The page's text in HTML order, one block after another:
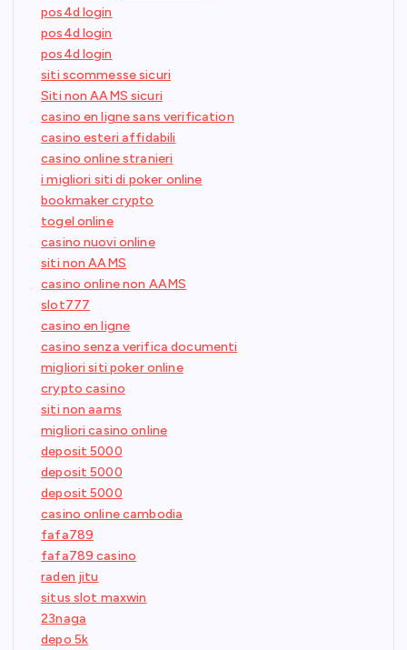
pos4d login
pos4d login
pos4d login
siti scommesse sicuri
Siti non AAMS sicuri
casino en ligne sans verification
casino esteri affidabili
casino online stranieri
i migliori siti di poker online
bookmaker crypto
togel online
casino nuovi online
siti non AAMS
casino online non AAMS
slot777
casino en ligne
casino senza verifica documenti
migliori siti poker online
crypto casino
siti non aams
migliori casino online
deposit 5000
deposit 5000
deposit 5000
casino online cambodia
fafa789
fafa789 casino
raden jitu
situs slot maxwin
23naga
depo 5k